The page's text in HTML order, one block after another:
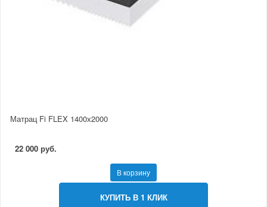
Матрац Fi FLEX 1400х2000
22 000 руб.
В корзину
КУПИТЬ В 1 КЛИК